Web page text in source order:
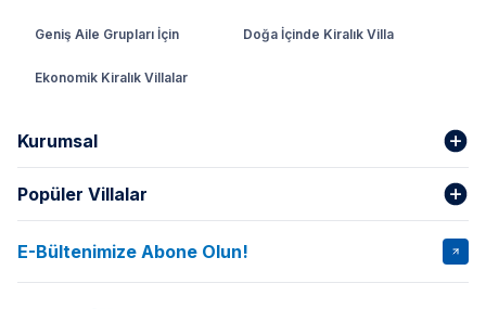
Geniş Aile Grupları İçin Doğa İçinde Kiralık Villa
Ekonomik Kiralık Villalar
Kurumsal
Hakkımızda
İptal Şartları Banka Hesapları
Kurumsal Blog
Popüler Villalar
VİLLA SALKIM VİLLA SLAY 1
E-Bültenimize Abone Olun!